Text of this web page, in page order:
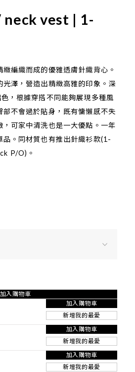
neck vest | 1-
編織而成的優雅透膚針織背心。
澤，營造出精緻高雅的印象。深
，根據穿搭不同能夠展現多種風
不會過於貼身，既有慵懶感不失
可家中清洗也是一大優點。一年
品。同材質也有推出針織衫款(1-
P/O)。
加入購物車
加入購物車
新增我的最愛
加入購物車
新增我的最愛
加入購物車
新增我的最愛